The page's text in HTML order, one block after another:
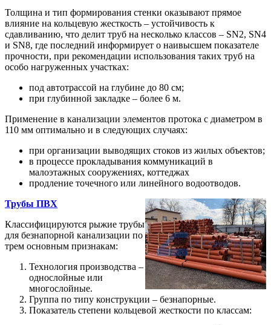
Толщина и тип формирования стенки оказывают прямое
влияние на кольцевую жесткость – устойчивость к
сдавливанию, что делит труб на несколько классов – SN2, SN4
и SN8, где последний информирует о наивысшем показателе
прочности, при рекомендации использования таких труб на
особо нагруженных участках:
под автотрассой на глубине до 80 см;
при глубинной закладке – более 6 м.
Применение в канализации элементов протока с диаметром в
110 мм оптимально и в следующих случаях:
при организации выводящих стоков из жилых объектов;
в процессе прокладывания коммуникаций в
малоэтажных сооружениях, коттеджах
продление точечного или линейного водоотводов.
Трубы ПВХ
Классифицируются рыжие трубы
для безнапорной канализации по
трем основным признакам:
Технология производства –
однослойные или
многослойные.
Группа по типу конструкции – безнапорные.
Показатель степени кольцевой жесткости по классам: